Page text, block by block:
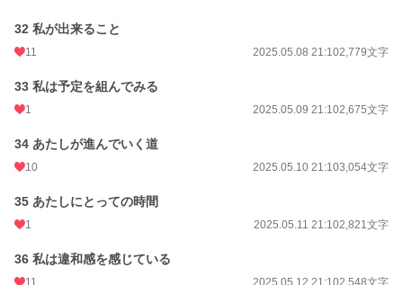
32 私が出来ること
11 2025.05.08 21:102,779文字
33 私は予定を組んでみる
1 2025.05.09 21:102,675文字
34 あたしが進んでいく道
10 2025.05.10 21:103,054文字
35 あたしにとっての時間
1 2025.05.11 21:102,821文字
36 私は違和感を感じている
11 2025.05.12 21:102,548文字